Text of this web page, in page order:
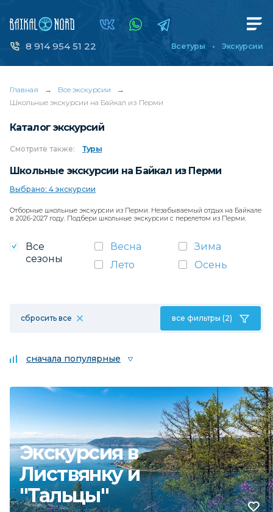
8 914 954 51 22 Все туры Экскурсии
Главная → Все экскурсии
→
Школьные экскурсии на Байкал из Перми
Каталог экскурсий
Смотрите также: Туры
Школьные экскурсии на Байкал из Перми
Выбрано: 4 экскурсии
Отборные школьные экскурсии из Перми. Незабываемый отдых на Байкале
в 2026-2027 году. Подбери школьные экскурсии с перелетом из Перми.
Все
сезоны
Весна
Зима
Лето
Осень
сбросить все все фильтры (2)
сначала популярные
Экскурсия в
Листвянку и
"Тальцы"